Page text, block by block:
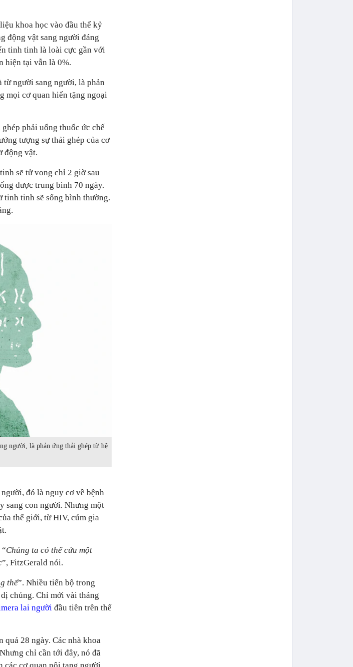
khoa học vào đầu thế kỷ
động vật sang người đáng
tinh tinh là loài cực gần với
hiện tại vẫn là 0%.
từ người sang người, là phản
mọi cơ quan hiến tặng ngoại
phải uống thuốc ức chế
tượng sự thải ghép của cơ
động vật.
sẽ tử vong chỉ 2 giờ sau
được trung bình 70 ngày.
tinh tinh sẽ sống bình thường.
người, là phản ứng thải ghép từ hệ
đó là nguy cơ về bệnh
sang con người. Nhưng một
thế giới, từ HIV, cúm gia
Chúng ta có thể cứu một
”, FitzGerald nói.
thể”. Nhiều tiến bộ trong
chủng. Chỉ mới vài tháng
lai người đầu tiên trên thế
28 ngày. Các nhà khoa
chỉ cần tới đây, nó đã